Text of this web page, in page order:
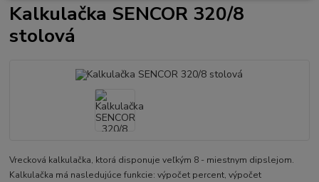
Kalkulačka SENCOR 320/8
stolová
Vrecková kalkulačka, ktorá disponuje veľkým 8 - miestnym dipslejom.
Kalkulačka má nasledujúce funkcie: výpočet percent, výpočet